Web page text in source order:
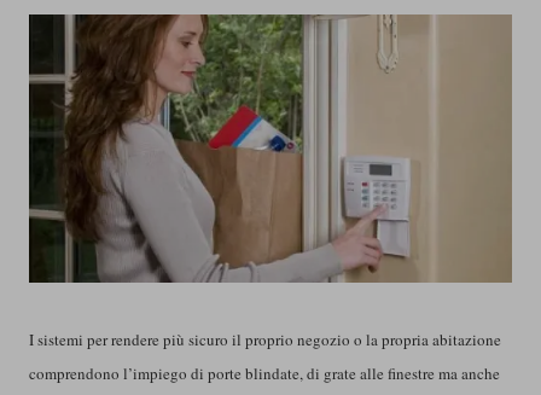
I sistemi per rendere più sicuro il proprio negozio o la propria abitazione
comprendono l’impiego di porte blindate, di grate alle finestre ma anche